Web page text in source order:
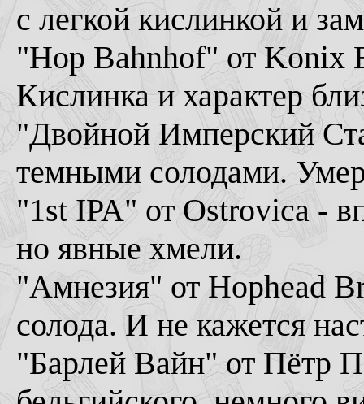
с легкой кислинкой и
"Hop Bahnhof" от Konix
Кислинка и характер
"Двойной Имперский
темными солодами.
"1st IPA" от Ostrovica -
но явные хмели.
"Амнезия" от Hophead
солода. И не кажется
"Барлей Вайн" от Пётр